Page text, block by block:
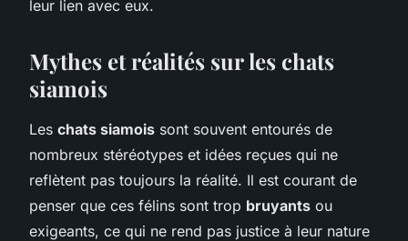
leur lien avec eux.
Mythes et réalités sur les chats
siamois
Les chats siamois sont souvent entourés de
nombreux stéréotypes et idées reçues qui ne
reflètent pas toujours la réalité. Il est courant de
penser que ces félins sont trop bruyants ou
exigeants, ce qui ne rend pas justice à leur nature